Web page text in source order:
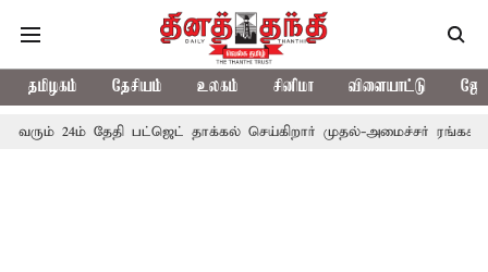
தமிழகம் தேசியம் உலகம் சினிமா விளையாட்டு
தேதி பட்ஜெட் தாக்கல் செய்கிறார் முதல்-அமைச்சர் ரங்கசாமி